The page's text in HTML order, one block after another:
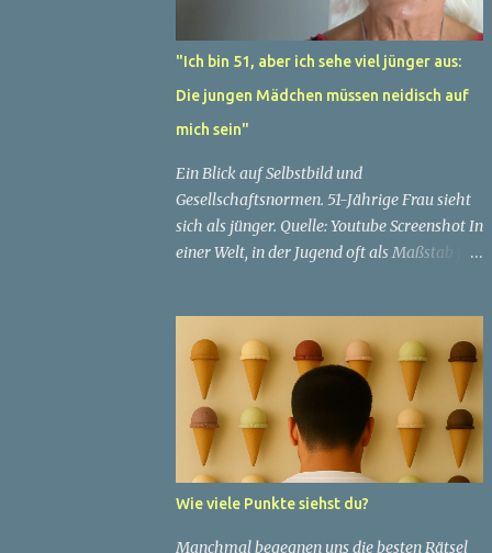
"Ich bin 51, aber ich sehe viel jünger aus:
Die jungen Mädchen müssen neidisch auf
mich sein"
Ein Blick auf Selbstbild und
Gesellschaftsnormen. 51-Jährige Frau sieht
sich als jünger. Quelle: Youtube Screenshot In
einer Welt, in der Jugend oft als Maßstab für
bewahren. Aber was passiert, wenn jemand
sein eigenes Alter anders wahrnimmt als die
Gesellschaft es tut? Treten dann Selbstbild
und Realität in Konflikt? Ein faszinierendes
Beispiel für diese Diskrepanz ist die
Geschichte einer 51-jährigen Frau, deren
Überzeugung von ihrem Aussehen sie dazu
bringt, sich jünger zu fühlen, als die
Wie viele Punkte siehst du?
Manchmal begegnen uns die besten Rätsel